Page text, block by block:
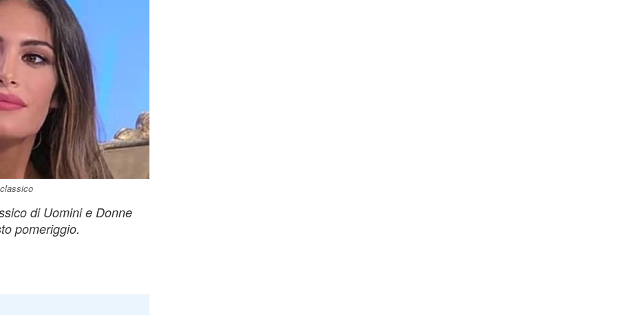
di Uomini e Donne
pomeriggio.